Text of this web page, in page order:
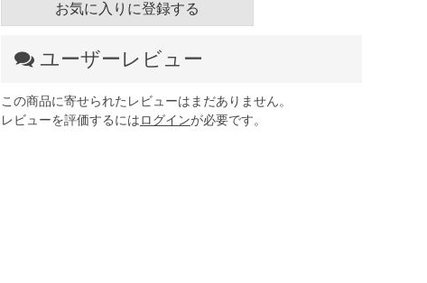
お気に入りに登録する
ユーザーレビュー
この商品に寄せられたレビューはまだありません。
レビューを評価するにはログインが必要です。